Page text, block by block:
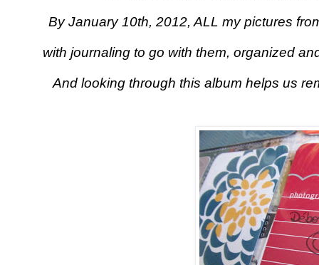
By January 10th, 2012, ALL my pictures
with journaling to go with them, organized
And looking through this album helps us